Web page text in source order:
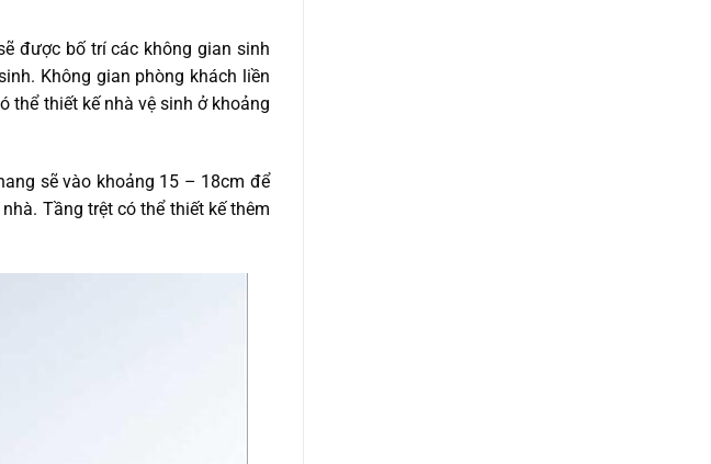
được bố trí các không gian sinh
Không gian phòng khách liền
thể thiết kế nhà vệ sinh ở khoảng
sẽ vào khoảng 15 – 18cm để
Tầng trệt có thể thiết kế thêm